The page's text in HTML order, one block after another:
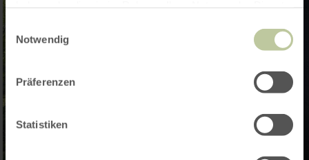
Notwendig
Präferenzen
Statistiken